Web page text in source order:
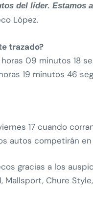
del líder. Estamos
López.
trazado?
09 minutos 18
19 minutos 46
17 cuando
autos competirán
gracias a los
Chure